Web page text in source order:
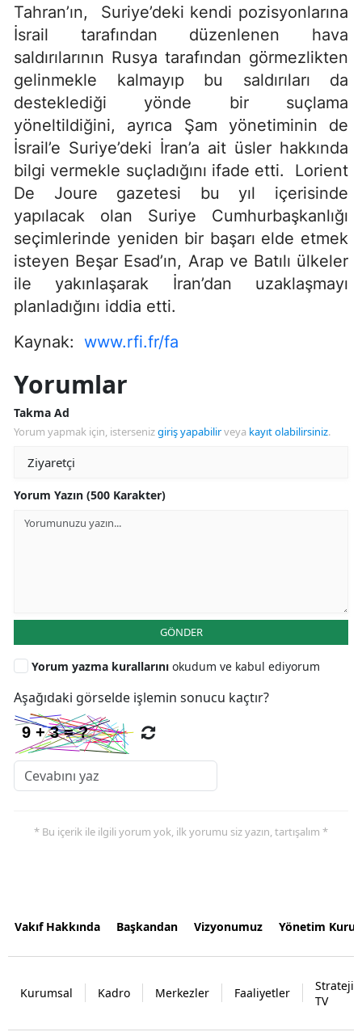
Tahran’ın, Suriye’deki kendi pozisyonlarına
İsrail tarafından düzenlenen hava
saldırılarının Rusya tarafından görmezlikten
gelinmekle kalmayıp bu saldırıları da
desteklediği yönde bir suçlama
yöneltildiğini, ayrıca Şam yönetiminin de
İsrail’e Suriye’deki İran’a ait üsler hakkında
bilgi vermekle suçladığını ifade etti. Lorient
De Joure gazetesi bu yıl içerisinde
yapılacak olan Suriye Cumhurbaşkanlığı
seçimlerinde yeniden bir başarı elde etmek
isteyen Beşar Esad’ın, Arap ve Batılı ülkeler
ile yakınlaşarak İran’dan uzaklaşmayı
planladığını iddia etti.
Kaynak: www.rfi.fr/fa
Yorumlar
Takma Ad
Yorum yapmak için, istersenizgiriş yapabilirveya kayıt olabilirsiniz.
Yorum Yazın (500 Karakter)
GÖNDER
Yorum yazma kurallarını okudum ve kabul ediyorum
Aşağıdaki görselde işlemin sonucu kaçtır?
* Bu içerik ile ilgili yorum yok, ilk yorumu siz yazın, tartışalım *
Vakıf Hakkında Başkandan Vizyonumuz Yönetim
Kurumsal Kadro Merkezler Faaliyetler
Strateji
TV